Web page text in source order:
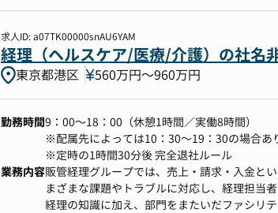
▼ 月次経理業務
- 会計ソフト（freee）を用いた仕訳入力・経費
- 売掛金・買掛金の管理、債権債務の照合
- 預金管理、銀行対応
- 月次レポートの作成補助
▼ 決算・上場準備業務
- 年次決算業務
- IPOに向けた内部統制（J-SOX）整備のサポ
- 監査法人対応、開示書類作成の補助
求人ID: a07TK00000snAU6YAM
経理（ヘルスケア/医療/介護）の社名
東京都港区 560万円〜960万円
勤務時間9：00～18：00（休憩1時間／実働8時間）
※配属先によっては10：30～19：30の場合あ
※定時の1時間30分後 完全退社ルール
業務内容販管経理グループでは、売上・請求・入金と
まざまな課題やトラブルに対応し、経理担当
経理の知識に加え、部門をまたいだファシリ